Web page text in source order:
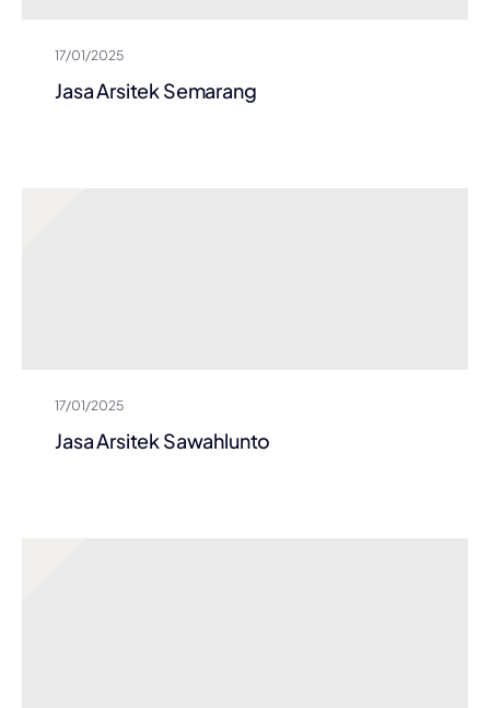
17/01/2025
Jasa Arsitek Semarang
17/01/2025
Jasa Arsitek Sawahlunto